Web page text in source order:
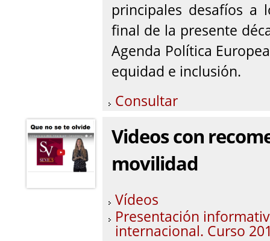
principales desafíos a
final de la presente
Agenda Política
equidad e inclusión.
Consultar
Videos con
movilidad
Vídeos
Presentación
internacional. Curso